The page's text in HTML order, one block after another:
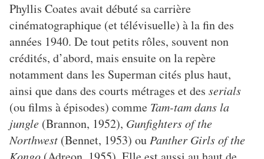
Phyllis Coates avait débuté sa carrière
cinématographique (et télévisuelle) à la fin des
années 1940. De tout petits rôles, souvent non
crédités, d’abord, mais ensuite on la repère
notamment dans les Superman cités plus haut,
ainsi que dans des courts métrages et des serials
(ou films à épisodes) comme Tam-tam dans la
jungle (Brannon, 1952), Gunfighters of the
Northwest (Bennet, 1953) ou Panther Girls of the